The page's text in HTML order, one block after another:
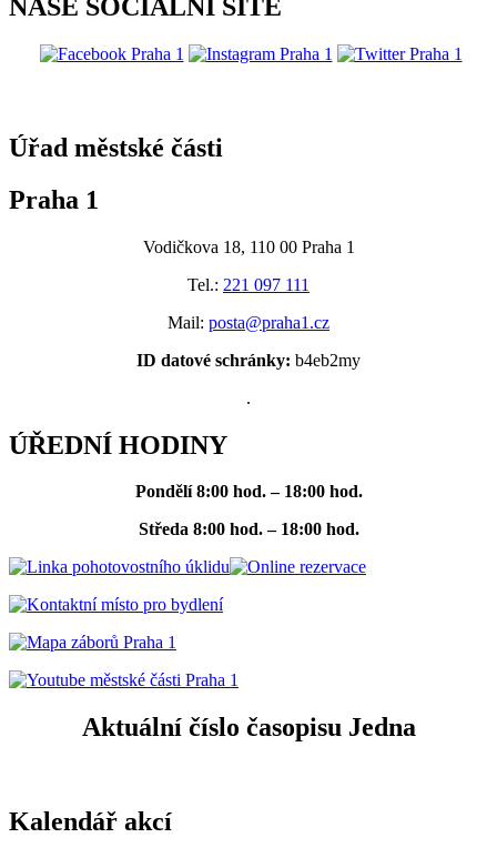
NAŠE SOCIÁLNÍ SÍTĚ
Úřad městské části
Praha 1
Vodičkova 18, 110 00 Praha 1
Tel.: 221 097 111
Mail: posta@praha1.cz
ID datové schránky: b4eb2my
.
ÚŘEDNÍ HODINY
Pondělí 8:00 hod. – 18:00 hod.
Středa 8:00 hod. – 18:00 hod.
Aktuální číslo časopisu Jedna
Kalendář akcí